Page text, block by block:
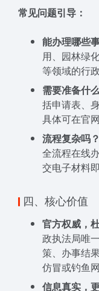
常见问题引导：
能办理哪些
用、园林绿
等领域的行
需要准备什
括申请表、
具体可在官
流程复杂吗？
全流程在线
交电子材料即
四、核心价值
官方权威，
政执法局唯
策、办事结
仿冒或钓鱼网
信息真实，